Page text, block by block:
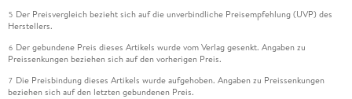
5 Der Preisvergleich bezieht sich auf die unverbindliche Preisempfehlung (UVP) des
Herstellers.
6 Der gebundene Preis dieses Artikels wurde vom Verlag gesenkt. Angaben zu
Preissenkungen beziehen sich auf den vorherigen Preis.
7 Die Preisbindung dieses Artikels wurde aufgehoben. Angaben zu Preissenkungen
beziehen sich auf den letzten gebundenen Preis.